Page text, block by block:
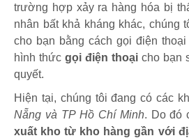
trường hợp xảy ra hàng hóa bị
nhân bất khả kháng khác, chúng
cho bạn bằng cách gọi điện
hình thức gọi điện thoại cho bạn
quyết.
Hiện tại, chúng tôi đang có các
Nẵng và TP Hồ Chí Minh. Do đó
xuất kho từ kho hàng gần với